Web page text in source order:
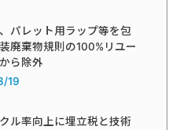
パレット用ラップ等を包
廃棄物規則の100%リユー
ら除外
19
ル率向上に埋立税と技術